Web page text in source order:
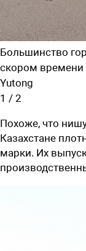
Большинство
скором времени
Yutong
1 / 2
Похоже, что
Казахстане
марки. Их